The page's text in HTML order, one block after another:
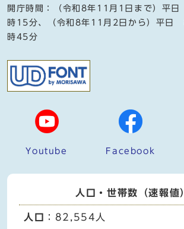
開庁時間：（令和8年11月1日まで）平
時15分、（令和8年11月2日から）平日
時45分
Youtube Facebook
人口・世帯数（速報値
人口 ：82,554人